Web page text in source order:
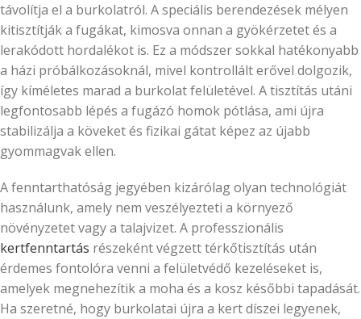
távolítja el a burkolatról. A speciális berendezések mélyen
kitisztítják a fugákat, kimosva onnan a gyökérzetet és a
lerakódott hordalékot is. Ez a módszer sokkal hatékonyabb
a házi próbálkozásoknál, mivel kontrollált erővel dolgozik,
így kíméletes marad a burkolat felületével. A tisztítás utáni
legfontosabb lépés a fugázó homok pótlása, ami újra
stabilizálja a köveket és fizikai gátat képez az újabb
gyommagvak ellen.
A fenntarthatóság jegyében kizárólag olyan technológiát
használunk, amely nem veszélyezteti a környező
növényzetet vagy a talajvizet. A professzionális
kertfenntartás részeként végzett térkőtisztítás után
érdemes fontolóra venni a felületvédő kezeléseket is,
amelyek megnehezítik a moha és a kosz későbbi tapadását.
Ha szeretné, hogy burkolatai újra a kert díszei legyenek,